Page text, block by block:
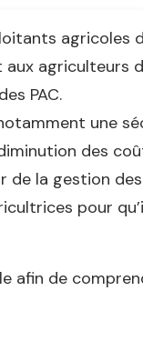
agricoles
agriculteurs
PAC.
une
des
de la gestion
pour
afin de